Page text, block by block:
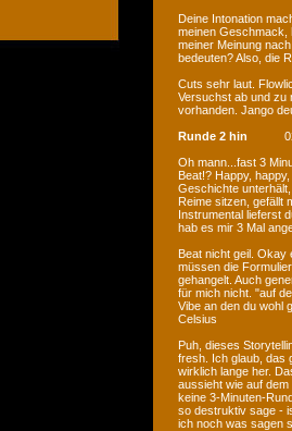
Deine Intonation
meinen Geschmack,
meiner Meinung
bedeuten? Also, die
Cuts sehr laut.
Versuchst ab und zu
vorhanden. Jango
Runde 2 hin
Oh mann...fast 3
Beat!? Happy,
Geschichte
Reime sitzen, gefällt
Instrumental lieferst
hab es mir 3 Mal
Beat nicht geil. Okay
müssen die
gehangelt. Auch
für mich nicht. "auf
Vibe an den du wohl
Celsius
Puh, dieses
fresh. Ich glaub, das
wirklich lange her.
aussieht wie auf
keine 3-Minuten-
so destruktiv sage -
ich noch was sagen